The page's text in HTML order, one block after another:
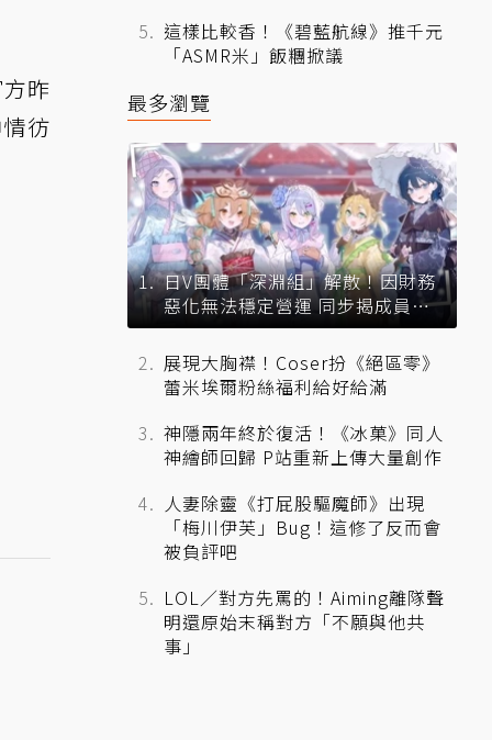
昨
彷
這樣比較香！《碧藍航線》推千元
「ASMR米」飯糰掀議
最多瀏覽
日V團體「深淵組」解散！因財務
惡化無法穩定營運 同步揭成員未
來去向
展現大胸襟！Coser扮《絕區零》
蕾米埃爾粉絲福利給好給滿
神隱兩年終於復活！《冰菓》同人
神繪師回歸 P站重新上傳大量創作
人妻除靈《打屁股驅魔師》出現
「梅川伊芙」Bug！這修了反而會
被負評吧
LOL／對方先罵的！Aiming離隊聲
明還原始末稱對方「不願與他共
事」